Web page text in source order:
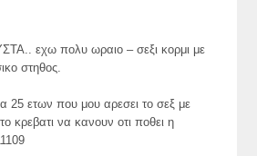
εχω πολυ ωραιο – σεξι κορμι με
στηθος.
25 ετων που μου αρεσει το σεξ με
κρεβατι να κανουν οτι ποθει η